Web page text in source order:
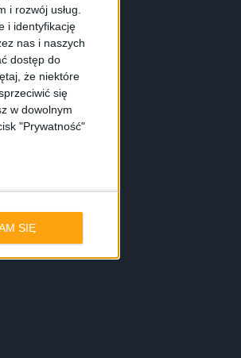
rozwój usług.
i identyfikację
nas i naszych
dostęp do
że niektóre
się
w dowolnym
"Prywatność"
SIĘ